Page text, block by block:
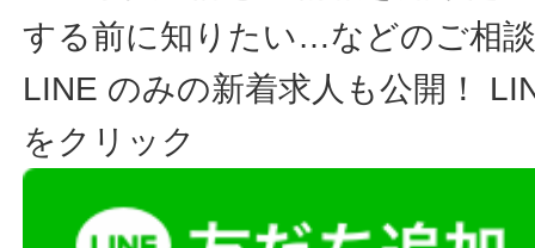
する前に知りたい…などのご相
LINE のみの新着求人も公開！
をクリック